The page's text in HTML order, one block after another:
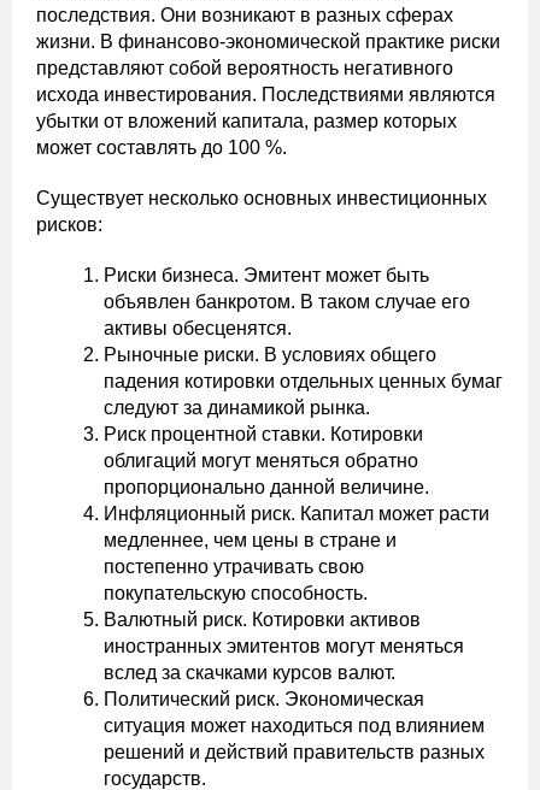
последствия. Они возникают в разных сферах
жизни. В финансово-экономической практике риски
представляют собой вероятность негативного
исхода инвестирования. Последствиями являются
убытки от вложений капитала, размер которых
может составлять до 100 %.
Существует несколько основных инвестиционных
рисков:
Риски бизнеса. Эмитент может быть
объявлен банкротом. В таком случае его
активы обесценятся.
Рыночные риски. В условиях общего
падения котировки отдельных ценных бумаг
следуют за динамикой рынка.
Риск процентной ставки. Котировки
облигаций могут меняться обратно
пропорционально данной величине.
Инфляционный риск. Капитал может расти
медленнее, чем цены в стране и
постепенно утрачивать свою
покупательскую способность.
Валютный риск. Котировки активов
иностранных эмитентов могут меняться
вслед за скачками курсов валют.
Политический риск. Экономическая
ситуация может находиться под влиянием
решений и действий правительств разных
государств.